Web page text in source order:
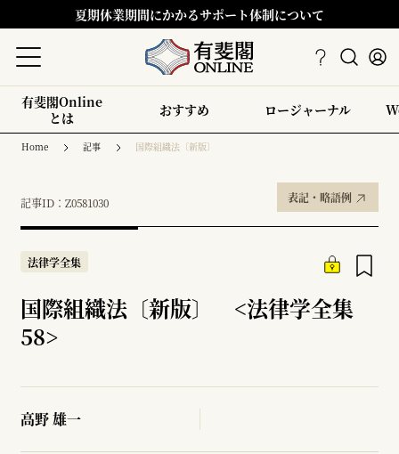
夏期休業期間にかかるサポート体制について
有斐閣Online
とは
おすすめ ロージャーナル
Home 記事 国際組織法〔新版〕
記事ID：Z0581030 表記・略語例
法律学全集
国際組織法〔新版〕 <法律学全集
58>
高野 雄一